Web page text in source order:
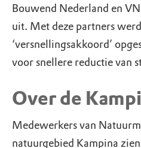
Bouwend Nederland en
uit. Met deze partners
‘versnellingsakkoord’
voor snellere reductie van
Over de
Medewerkers van
natuurgebied Kampina